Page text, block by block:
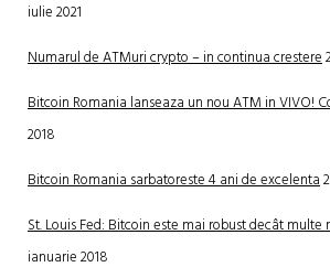
iulie 2021
Numarul de ATMuri crypto – in continua crestere
Bitcoin Romania lanseaza un nou ATM in VIVO!
2018
Bitcoin Romania sarbatoreste 4 ani de excelenta
St. Louis Fed: Bitcoin este mai robust decât multe
ianuarie 2018